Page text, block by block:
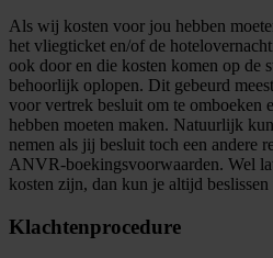
Als wij kosten voor jou hebben
het vliegticket en/of de
ook door en die kosten komen op de
behoorlijk oplopen. Dit gebeurd
voor vertrek besluit om te omboeken
hebben moeten maken. Natuurlijk
nemen als jij besluit toch een andere
ANVR-boekingsvoorwaarden. Wel
kosten zijn, dan kun je altijd
Klachtenprocedure